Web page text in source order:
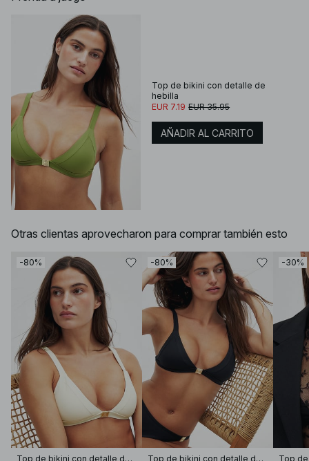
Top de bikini con detalle de
hebilla
EUR 7.19 EUR 35.95
AÑADIR AL CARRITO
Otras clientas aprovecharon para comprar también esto
-80%
Top de bikini con detalle de hebilla
-80%
Top de bikini con detalle de hebilla
-30%